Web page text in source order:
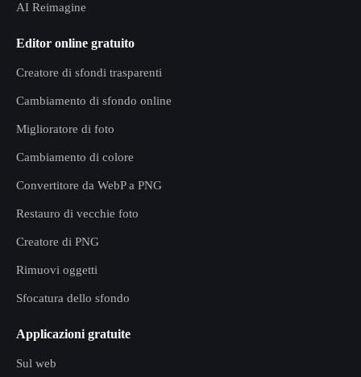
AI Reimagine
Editor online gratuito
Creatore di sfondi trasparenti
Cambiamento di sfondo online
Miglioratore di foto
Cambiamento di colore
Convertitore da WebP a PNG
Restauro di vecchie foto
Creatore di PNG
Rimuovi oggetti
Sfocatura dello sfondo
Applicazioni gratuite
Sul web